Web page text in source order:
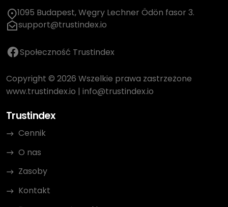
1095 Budapest, Węgry Lechner Ödön fasor 3.
support@trustindex.io
Społeczność Trustindex
Copyright © 2026 Wszelkie prawa zastrzeżone
www.trustindex.io | info@trustindex.io
Trustindex
Cennik
O nas
Zasoby
Kontakt